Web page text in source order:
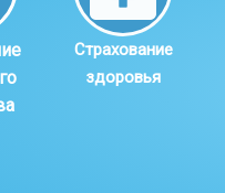
Страхование
здоровья